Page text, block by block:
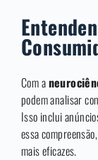
Com a
podem analisar
Isso inclui
essa
mais eficazes.